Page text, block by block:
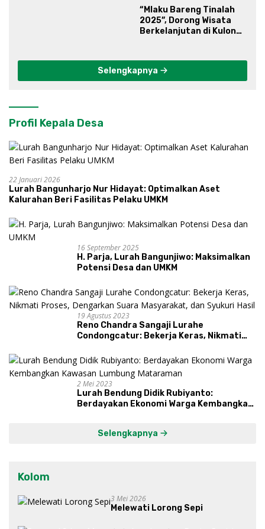
“Mlaku Bareng Tinalah
2025”, Dorong Wisata
Berkelanjutan di Kulon
Selengkapnya
Profil Kepala Desa
22 Januari 2026
Lurah Bangunharjo Nur Hidayat: Optimalkan Aset
Kalurahan Beri Fasilitas Pelaku UMKM
16 September 2025
H. Parja, Lurah Bangunjiwo: Maksimalkan
Potensi Desa dan UMKM
19 Agustus 2023
Reno Chandra Sangaji Lurahe
Condongcatur: Bekerja Keras, Nikmati
dan Syukuri Hasil
2 Mei 2023
Lurah Bendung Didik Rubiyanto:
Berdayakan Ekonomi Warga Kembangkan
Selengkapnya
Kolom
3 Mei 2026
Melewati Lorong Sepi